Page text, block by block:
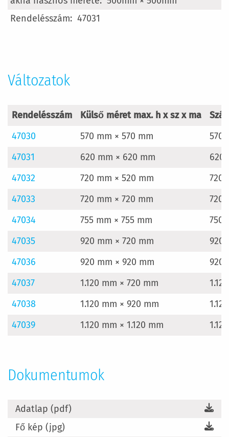
47031
Változatok
Rendelésszám Külső méret max. h x sz x ma
47030
570 mm × 570 mm
570
47031
620 mm × 620 mm
620
47032
720 mm × 520 mm
720
47033
720 mm × 720 mm
720
47034
755 mm × 755 mm
750
47035
920 mm × 720 mm
920
47036
920 mm × 920 mm
920
47037
1.120 mm × 720 mm
47038
1.120 mm × 920 mm
47039
1.120 mm × 1.120 mm
Dokumentumok
Adatlap (pdf)
Fő kép (jpg)